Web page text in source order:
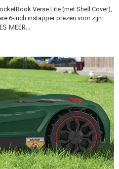
Verse Lite (met Shell Cover),
6-inch instapper prezen voor zijn
MEER…